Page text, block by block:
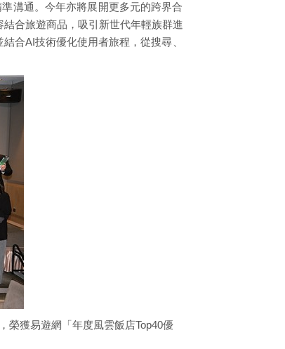
溝通。今年亦將展開更多元的跨界合
合旅遊商品，吸引新世代年輕族群進
合AI技術優化使用者旅程，從搜尋、
榮獲易遊網「年度風雲飯店Top40優